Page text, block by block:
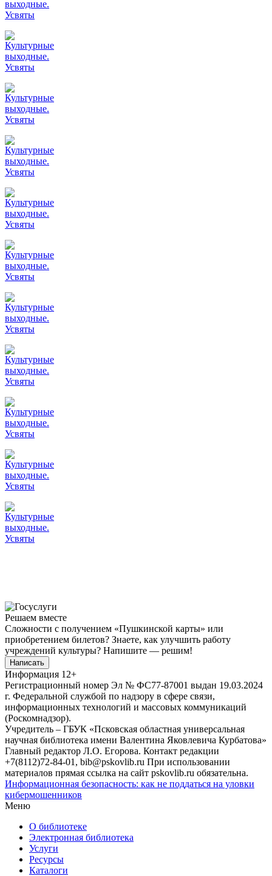
Решаем вместе
Сложности с получением «Пушкинской карты» или
приобретением билетов? Знаете, как улучшить работу
учреждений культуры? Напишите — решим!
Написать
Информация 12+
Регистрационный номер Эл № ФС77-87001 выдан 19.03.2024
г. Федеральной службой по надзору в сфере связи,
информационных технологий и массовых коммуникаций
(Роскомнадзор).
Учредитель – ГБУК «Псковская областная универсальная
научная библиотека имени Валентина Яковлевича Курбатова»
Главный редактор Л.О. Егорова. Контакт редакции
+7(8112)72-84-01, bib@pskovlib.ru При использовании
материалов прямая ссылка на сайт pskovlib.ru обязательна.
Информационная безопасность: как не поддаться на уловки
кибермошенников
Меню
О библиотеке
Электронная библиотека
Услуги
Ресурсы
Каталоги